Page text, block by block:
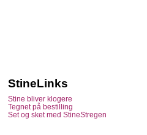
StineLinks
Stine bliver klogere
Tegnet på bestilling
Set og sket med StineStregen